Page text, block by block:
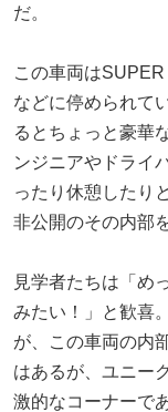
だ。
この車両は
などに停められて
るとちょっと豪華
ンジニアやドライ
ったり休憩したり
非公開のその内部
見学者たちは「め
みたい！」と歓喜
が、この車両の内
はあるが、ユニー
激的なコーナーで